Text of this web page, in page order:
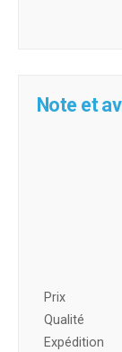
Note et
Prix ​​
Qualité
Expédition